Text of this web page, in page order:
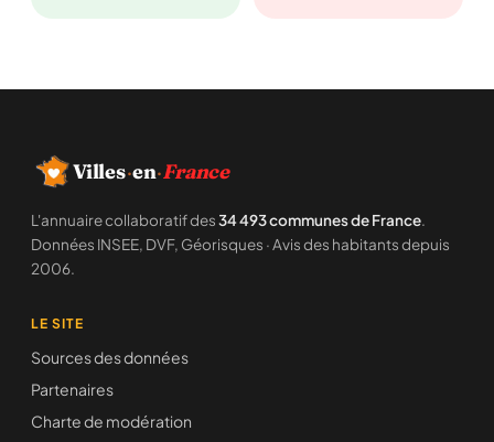
Villes·en·France
L'annuaire collaboratif des34 493 communes de France.
Données INSEE, DVF, Géorisques · Avis des habitants depuis
2006.
LE SITE
Sources des données
Partenaires
Charte de modération